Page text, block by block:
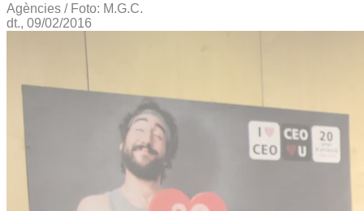
Agències / Foto: M.G.C.
dt., 09/02/2016